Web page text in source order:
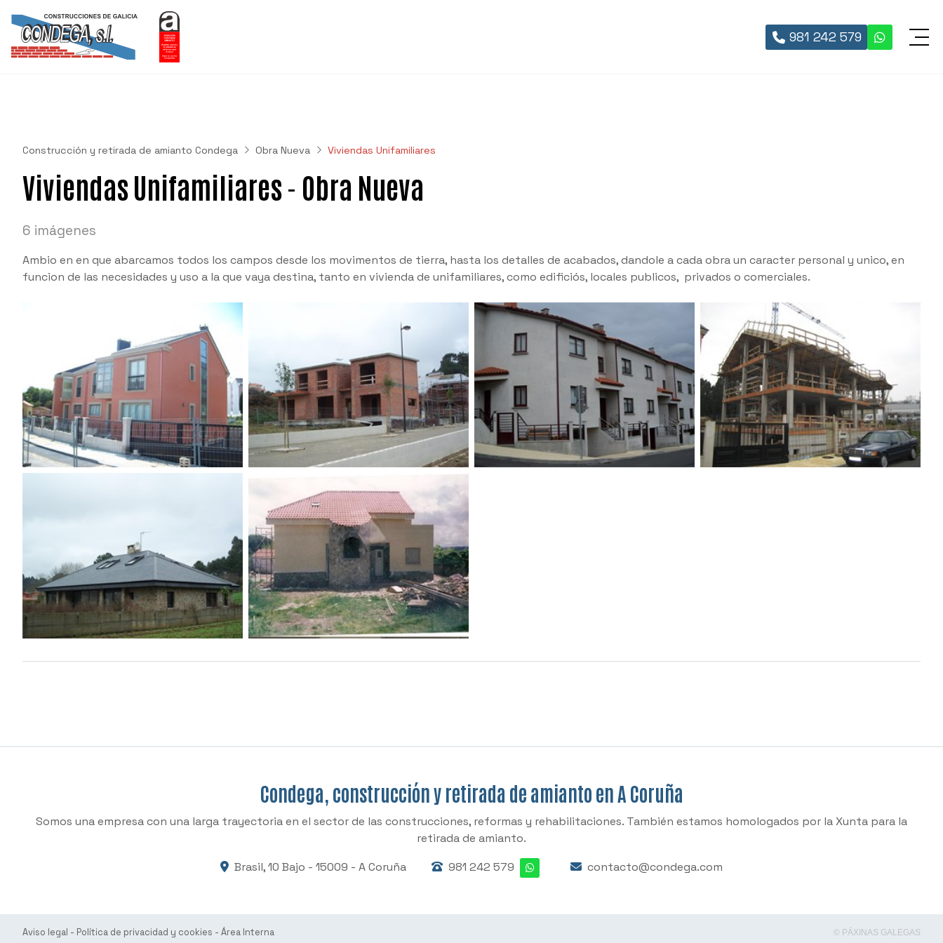
981 242 579
Construcción y retirada de amianto Condega Obra Nueva Viviendas Unifamiliares
Viviendas Unifamiliares - Obra Nueva
6 imágenes
Ambio en en que abarcamos todos los campos desde los movimentos de tierra, hasta los detalles de acabados, dandole a cada obra un caracter personal y unico, en
funcion de las necesidades y uso a la que vaya destina, tanto en vivienda de unifamiliares, como edificiós, locales publicos, privados o comerciales.
Condega, construcción y retirada de amianto en A Coruña
Somos una empresa con una larga trayectoria en el sector de las construcciones, reformas y rehabilitaciones. También estamos homologados por la Xunta para la
retirada de amianto.
Brasil, 10 Bajo - 15009 - A Coruña
981 242 579 contacto@condega.com
Aviso legal - Política de privacidad y cookies - Área Interna © PÁXINAS GALEGAS